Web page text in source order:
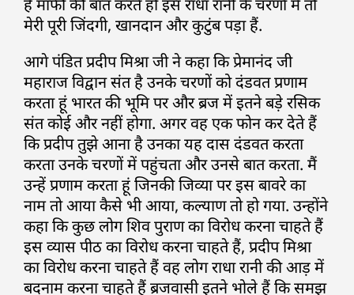
है माफी की बात करते हो इस राधा रानी के चरणों में तो
मेरी पूरी जिंदगी, खानदान और कुटुंब पड़ा हैं.
आगे पंडित प्रदीप मिश्रा जी ने कहा कि प्रेमानंद जी
महाराज विद्वान संत है उनके चरणों को दंडवत प्रणाम
करता हूं भारत की भूमि पर और ब्रज में इतने बड़े रसिक
संत कोई और नहीं होगा. अगर वह एक फोन कर देते हैं
कि प्रदीप तुझे आना है उनका यह दास दंडवत करता
करता उनके चरणों में पहुंचता और उनसे बात करता. मैं
उन्हें प्रणाम करता हूं जिनकी जिव्या पर इस बावरे का
नाम तो आया कैसे भी आया, कल्याण तो हो गया. उन्होंने
कहा कि कुछ लोग शिव पुराण का विरोध करना चाहते हैं
इस व्यास पीठ का विरोध करना चाहते हैं, प्रदीप मिश्रा
का विरोध करना चाहते हैं वह लोग राधा रानी की आड़ में
बदनाम करना चाहते हैं ब्रजवासी इतने भोले हैं कि समझ